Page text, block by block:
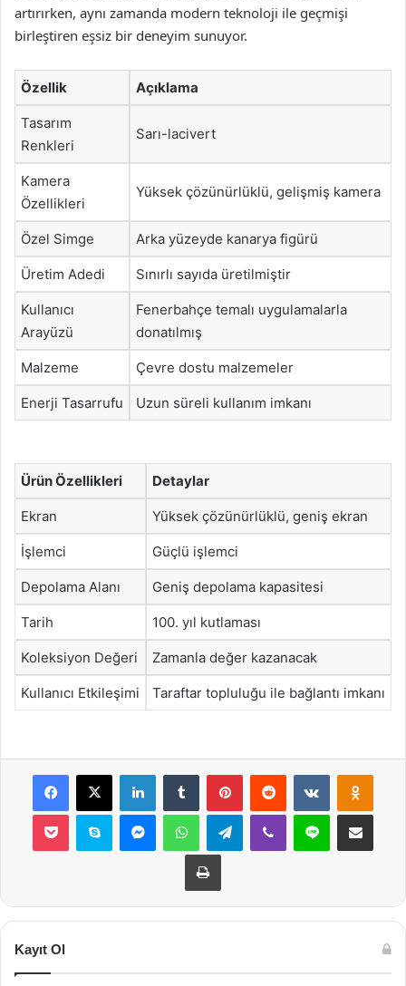
artırırken, aynı zamanda modern teknoloji ile geçmişi
birleştiren eşsiz bir deneyim sunuyor.
Özellik Açıklama
Tasarım
Renkleri
Sarı-lacivert
Kamera
Özellikleri
Yüksek çözünürlüklü, gelişmiş kamera
Özel Simge Arka yüzeyde kanarya figürü
Üretim Adedi Sınırlı sayıda üretilmiştir
Kullanıcı
Arayüzü
Fenerbahçe temalı uygulamalarla
donatılmış
Malzeme Çevre dostu malzemeler
Enerji Tasarrufu Uzun süreli kullanım imkanı
Ürün Özellikleri Detaylar
Ekran Yüksek çözünürlüklü, geniş ekran
İşlemci Güçlü işlemci
Depolama Alanı Geniş depolama kapasitesi
Tarih 100. yıl kutlaması
Koleksiyon Değeri Zamanla değer kazanacak
Kullanıcı Etkileşimi Taraftar topluluğu ile bağlantı imkanı
Facebook
X LinkedInTumblr PinterestReddit VKontakte
Pocket Skype MessengerWhatsAppTelegramViber Line E-Posta ile
Yazdır
Kayıt Ol